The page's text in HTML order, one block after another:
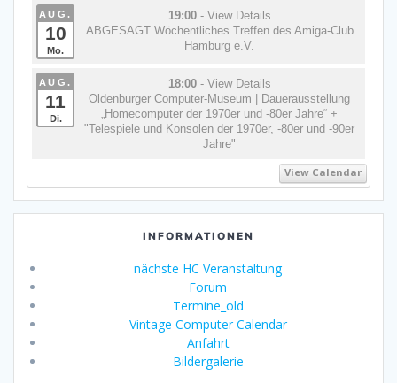
AUG.
10
Mo.
19:00 - View Details
ABGESAGT Wöchentliches Treffen des Amiga-Club
Hamburg e.V.
AUG.
11
Di.
18:00 - View Details
Oldenburger Computer-Museum | Dauerausstellung
„Homecomputer der 1970er und -80er Jahre“ +
"Telespiele und Konsolen der 1970er, -80er und -90er
Jahre"
View Calendar
INFORMATIONEN
nächste HC Veranstaltung
Forum
Termine_old
Vintage Computer Calendar
Anfahrt
Bildergalerie